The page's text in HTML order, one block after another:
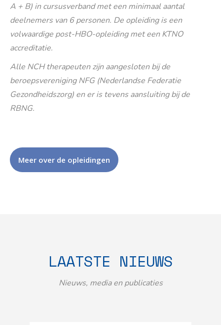
A + B) in cursusverband met een minimaal aantal
deelnemers van 6 personen. De opleiding is een
volwaardige post-HBO-opleiding met een KTNO
accreditatie.
Alle NCH therapeuten zijn aangesloten bij de
beroepsvereniging NFG (Nederlandse Federatie
Gezondheidszorg) en er is tevens aansluiting bij de
RBNG.
Meer over de opleidingen
LAATSTE NIEUWS
Nieuws, media en publicaties